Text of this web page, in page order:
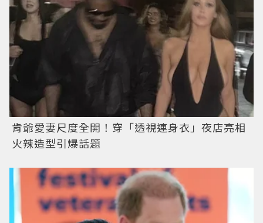
肯爺愛妻尺度全開！穿「透視連身衣」夜店亮相
火辣造型引爆話題